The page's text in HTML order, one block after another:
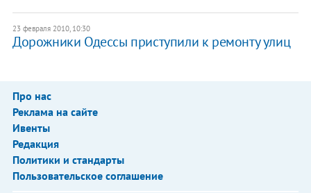
23 февраля 2010, 10:30
Дорожники Одессы приступили к ремонту улиц
Про нас
Реклама на сайте
Ивенты
Редакция
Политики и стандарты
Пользовательское соглашение